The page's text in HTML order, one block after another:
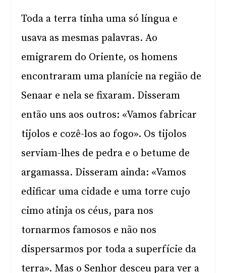
Toda a terra tinha uma só língua e
usava as mesmas palavras. Ao
emigrarem do Oriente, os homens
encontraram uma planície na região de
Senaar e nela se fixaram. Disseram
então uns aos outros: «Vamos fabricar
tijolos e cozê-los ao fogo». Os tijolos
serviam-lhes de pedra e o betume de
argamassa. Disseram ainda: «Vamos
edificar uma cidade e uma torre cujo
cimo atinja os céus, para nos
tornarmos famosos e não nos
dispersarmos por toda a superfície da
terra». Mas o Senhor desceu para ver a